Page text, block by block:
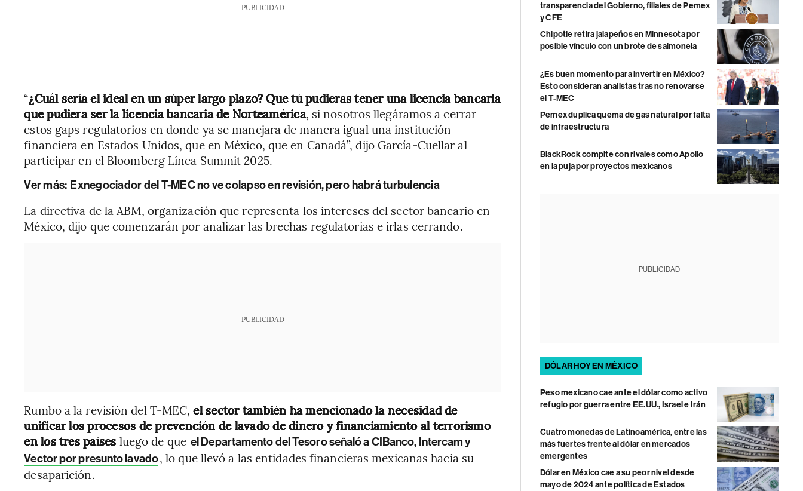
PUBLICIDAD
“¿Cuál sería el ideal en un súper largo plazo? Que tú pudieras tener una licencia bancaria
que pudiera ser la licencia bancaria de Norteamérica, si nosotros llegáramos a cerrar
estos gaps regulatorios en donde ya se manejara de manera igual una institución
financiera en Estados Unidos, que en México, que en Canadá”, dijo García-Cuellar al
participar en el Bloomberg Línea Summit 2025.
Ver más: Exnegociador del T-MEC no ve colapso en revisión, pero habrá turbulencia
La directiva de la ABM, organización que representa los intereses del sector bancario en
México, dijo que comenzarán por analizar las brechas regulatorias e irlas cerrando.
PUBLICIDAD
Rumbo a la revisión del T-MEC,el sector también ha mencionado la necesidad de
unificar los procesos de prevención de lavado de dinero y financiamiento al terrorismo
en los tres países luego de que el Departamento del Tesoro señaló a CIBanco, Intercam y
Vector por presunto lavado, lo que llevó a las entidades financieras mexicanas hacia su
desaparición.
transparencia del Gobierno, filiales de Pemex
y CFE
Chipotle retira jalapeños en Minnesota por
posible vínculo con un brote de salmonela
¿Es buen momento para invertir en México?
Esto consideran analistas tras no renovarse
el T-MEC
Pemex duplica quema de gas natural por falta
de infraestructura
BlackRock compite con rivales como Apollo
en la puja por proyectos mexicanos
PUBLICIDAD
DÓLAR HOY EN MÉXICO
Peso mexicano cae ante el dólar como activo
refugio por guerra entre EE.UU., Israel e Irán
Cuatro monedas de Latinoamérica, entre las
más fuertes frente al dólar en mercados
emergentes
Dólar en México cae a su peor nivel desde
mayo de 2024 ante política de Estados